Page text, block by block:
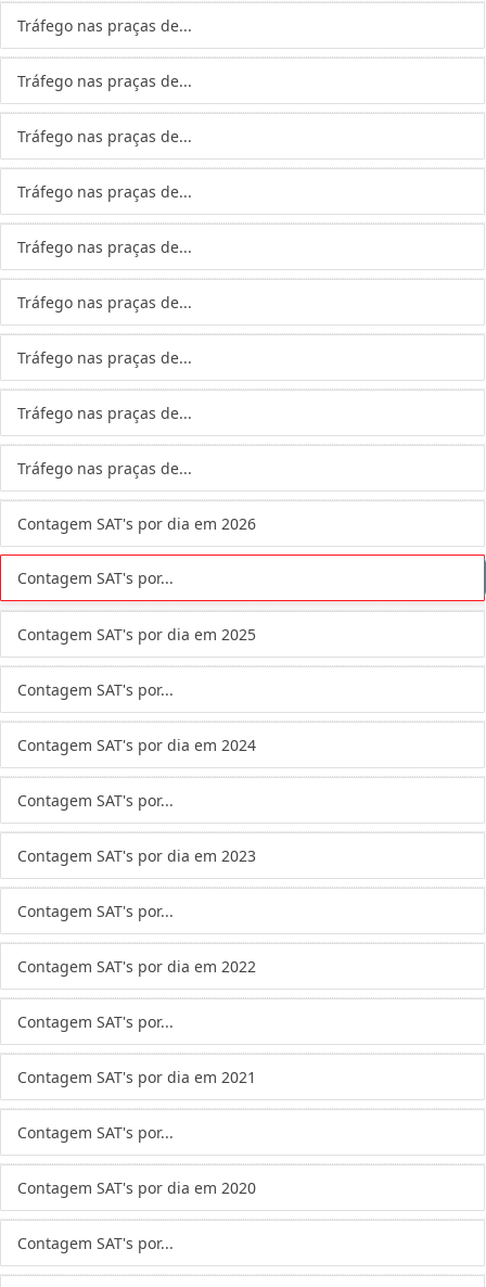
Tráfego nas praças de...
Tráfego nas praças de...
Tráfego nas praças de...
Tráfego nas praças de...
Tráfego nas praças de...
Tráfego nas praças de...
Tráfego nas praças de...
Tráfego nas praças de...
Tráfego nas praças de...
Contagem SAT's por dia em 2026
Contagem SAT's por...
Contagem SAT's por dia em 2025
Contagem SAT's por...
Contagem SAT's por dia em 2024
Contagem SAT's por...
Contagem SAT's por dia em 2023
Contagem SAT's por...
Contagem SAT's por dia em 2022
Contagem SAT's por...
Contagem SAT's por dia em 2021
Contagem SAT's por...
Contagem SAT's por dia em 2020
Contagem SAT's por...